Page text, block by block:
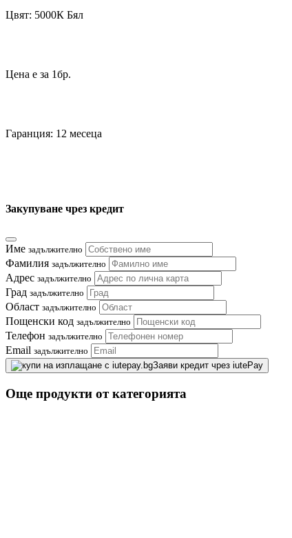
Цвят: 5000К Бял
Цена е за 1бр.
Гаранция: 12 месеца
Закупуване чрез кредит
Име задължително
Фамилия задължително
Адрес задължително
Град задължително
Област задължително
Пощенски код задължително
Телефон задължително
Email задължително
Заяви кредит чрез iutePay
Още продукти от категорията